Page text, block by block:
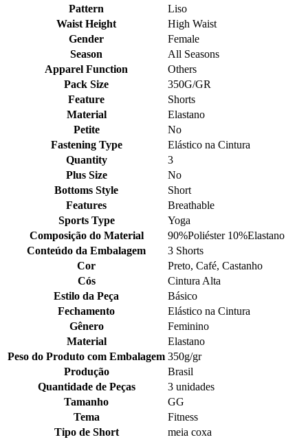
Pattern
Liso
Waist Height
High Waist
Gender
Female
Season
All Seasons
Apparel Function
Others
Pack Size
350G/GR
Feature
Shorts
Material
Elastano
Petite
No
Fastening Type
Elástico na Cintura
Quantity
3
Plus Size
No
Bottoms Style
Short
Features
Breathable
Sports Type
Yoga
Composição do Material
90%Poliéster 10%Elastano
Conteúdo da Embalagem
3 Shorts
Cor
Preto, Café, Castanho
Cós
Cintura Alta
Estilo da Peça
Básico
Fechamento
Elástico na Cintura
Gênero
Feminino
Material
Elastano
Peso do Produto com Embalagem 350g/gr
Produção
Brasil
Quantidade de Peças
3 unidades
Tamanho
GG
Tema
Fitness
Tipo de Short
meia coxa